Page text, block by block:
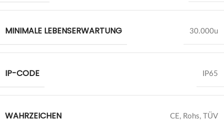
MINIMALE LEBENSERWARTUNG 30.000u
IP-CODE IP65
WAHRZEICHEN CE, Rohs, TÜV